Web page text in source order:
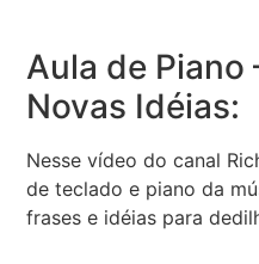
Aula de Piano
Novas Idéias:
Nesse vídeo do canal
de teclado e piano da
frases e idéias para